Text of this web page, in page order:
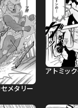
メタリー
アトミッ